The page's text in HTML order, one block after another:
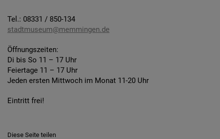
Tel.: 08331 / 850-134
stadtmuseum@memmingen.de
Öffnungszeiten:
Di bis So 11 – 17 Uhr
Feiertage 11 – 17 Uhr
Jeden ersten Mittwoch im Monat 11-20 Uhr
Eintritt frei!
Diese Seite teilen